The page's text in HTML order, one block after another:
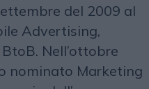
del 2009 al
Advertising,
Nell’ottobre
nominato Marketing